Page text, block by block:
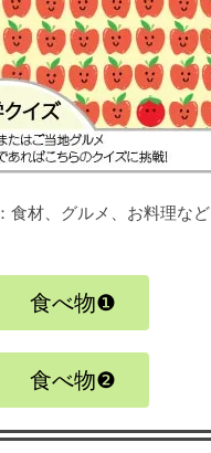
：食材、グルメ、お料理など
食べ物❶
食べ物❷